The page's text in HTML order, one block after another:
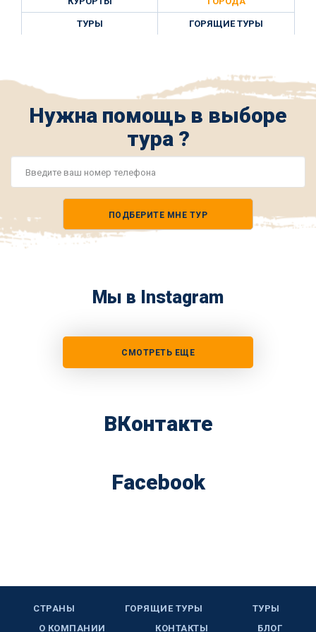
ТУРЫ ГОРЯЩИЕ ТУРЫ
Нужна помощь в выборе
тура ?
ПОДБЕРИТЕ МНЕ ТУР
Мы в Instagram
СМОТРЕТЬ ЕЩЕ
ВКонтакте
Facebook
СТРАНЫ ГОРЯЩИЕ ТУРЫ
ТУРЫ
О КОМПАНИИ
КОНТАКТЫ БЛОГ